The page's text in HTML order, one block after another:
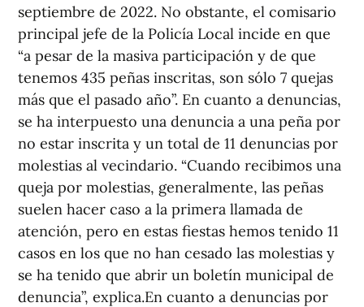
septiembre de 2022. No obstante, el comisario
principal jefe de la Policía Local incide en que
“a pesar de la masiva participación y de que
tenemos 435 peñas inscritas, son sólo 7 quejas
más que el pasado año”. En cuanto a denuncias,
se ha interpuesto una denuncia a una peña por
no estar inscrita y un total de 11 denuncias por
molestias al vecindario. “Cuando recibimos una
queja por molestias, generalmente, las peñas
suelen hacer caso a la primera llamada de
atención, pero en estas fiestas hemos tenido 11
casos en los que no han cesado las molestias y
se ha tenido que abrir un boletín municipal de
denuncia”, explica.En cuanto a denuncias por